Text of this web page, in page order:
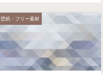
壁紙・フリー素材